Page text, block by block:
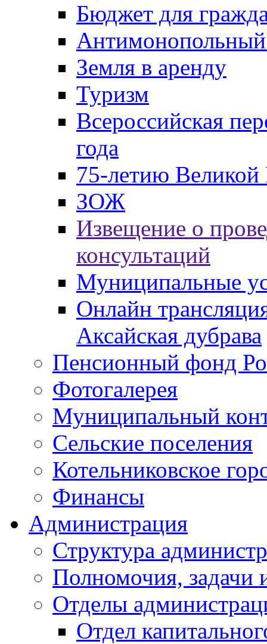
Бюджет для
Антимонопольный
Земля в аренду
Туризм
Всероссийская
года
75-летию
ЗОЖ
Извещение о
консультаций
Муниципальные
Онлайн
Аксайская дубрава
Пенсионный фонд
Фотогалерея
Муниципальный
Сельские поселения
Котельниковское
Финансы
Администрация
Структура
Полномочия, задачи
Отделы
Отдел